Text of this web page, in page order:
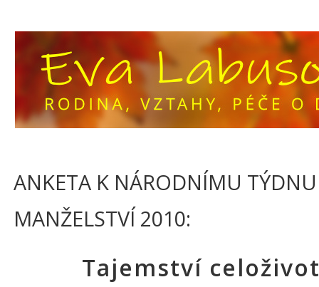
ANKETA K NÁRODNÍMU TÝDNU
MANŽELSTVÍ 2010:
Tajemství